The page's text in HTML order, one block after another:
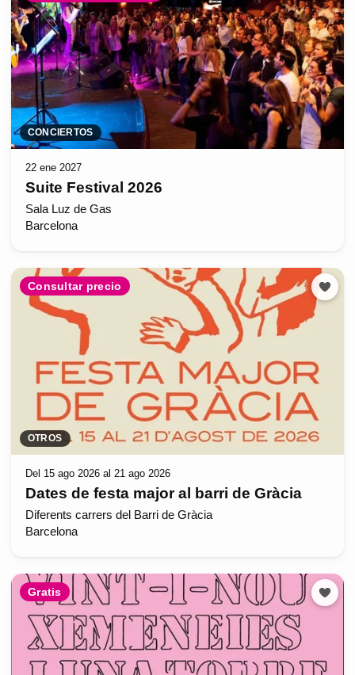
CONCIERTOS
22 ene 2027
Suite Festival 2026
Sala Luz de Gas
Barcelona
Consultar precio
OTROS
Del 15 ago 2026 al 21 ago 2026
Dates de festa major al barri de Gràcia
Diferents carrers del Barri de Gràcia
Barcelona
Gratis